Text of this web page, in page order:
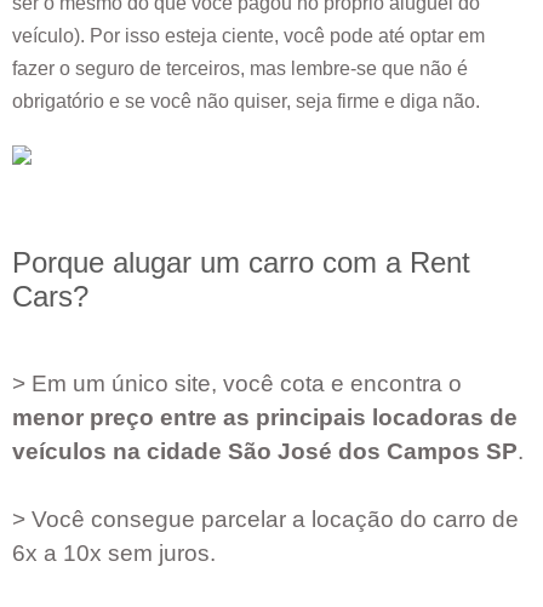
veículo). Por isso esteja ciente, você pode até optar em
fazer o seguro de terceiros, mas lembre-se que não é
obrigatório e se você não quiser, seja firme e diga não.
Porque alugar um carro com a Rent
Cars?
> Em um único site, você cota e encontra o
menor preço entre as principais locadoras de
veículos na cidade São José dos Campos SP.
> Você consegue parcelar a locação do carro de
6x a 10x sem juros.